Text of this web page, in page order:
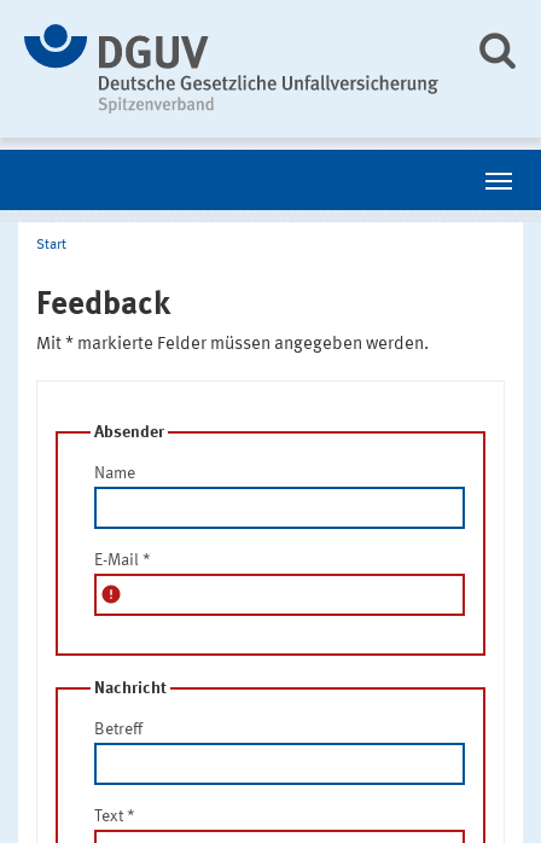
Start
Feedback
Mit * markierte Felder müssen angegeben werden.
Absender
Name
E-Mail *
error
Nachricht
Betreff
Text *